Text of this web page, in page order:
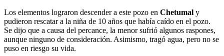
Los elementos lograron descender a este pozo en Chetumal y
pudieron rescatar a la niña de 10 años que había caído en el pozo.
Se dijo que a causa del percance, la menor sufrió algunos raspones,
aunque ninguno de consideración. Asimismo, tragó agua, pero no se
puso en riesgo su vida.